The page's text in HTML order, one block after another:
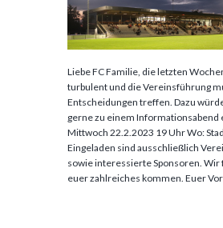
Liebe FC Familie, die letzten
turbulent und die Vereinsführung
Entscheidungen treffen. Dazu
gerne zu einem Informationsabend
Mittwoch 22.2.2023 19 Uhr Wo:
Eingeladen sind ausschließlich
sowie interessierte Sponsoren. Wir
euer zahlreiches kommen. Euer